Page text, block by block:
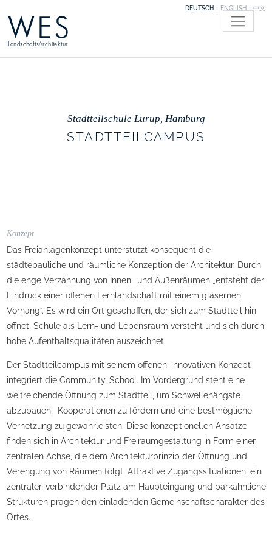
DEUTSCH ENGLISH 中文
WES
LandschaftsArchitektur
Stadtteilschule Lurup, Hamburg
STADTTEILCAMPUS
Konzept
Das Freianlagenkonzept unterstützt konsequent die
städtebauliche und räumliche Konzeption der Architektur. Durch
die enge Verzahnung von Innen- und Außenräumen „entsteht der
Eindruck einer offenen Lernlandschaft mit einem gläsernen
Vorhang“. Es wird ein Ort geschaffen, der sich zum Stadtteil hin
öffnet, Schule als Lern- und Lebensraum versteht und sich durch
hohe Aufenthaltsqualitäten auszeichnet.
Der Stadtteilcampus mit seinem offenen, innovativen Konzept
integriert die Community-School. Im Vordergrund steht eine
weitreichende Öffnung zum Stadtteil, um Schwellenängste
abzubauen, Kooperationen zu fördern und eine bestmögliche
Vernetzung zu gewährleisten. Diese konzeptionellen Ansätze
finden sich in Architektur und Freiraumgestaltung in Form einer
zentralen Achse, die dem Architekturprinzip der Öffnung und
Verengung von Räumen folgt. Attraktive Zugangssituationen, ein
zentraler, verbindender Platz am Haupteingang und parkähnliche
Strukturen prägen den einladenden Gemeinschaftscharakter des
Ortes.